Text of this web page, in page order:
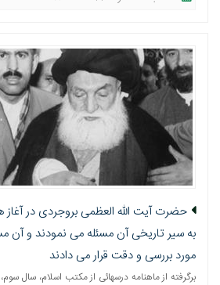
حضرت آیت الله العظمی بروجردی در
به سیر تاریخی آن مسئله می نمودند و آن
مورد بررسی و دقت قرار می دادند
برگرفته از ماهنامه درسهائی از مکتب اسلام، سال